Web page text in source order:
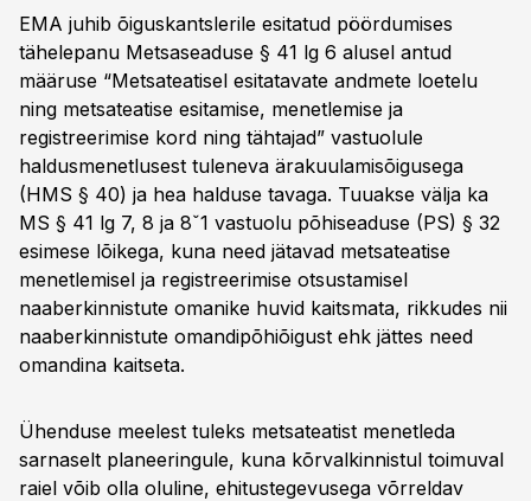
EMA juhib õiguskantslerile esitatud pöördumises
tähelepanu Metsaseaduse § 41 lg 6 alusel antud
määruse “Metsateatisel esitatavate andmete loetelu
ning metsateatise esitamise, menetlemise ja
registreerimise kord ning tähtajad” vastuolule
haldusmenetlusest tuleneva ärakuulamisõigusega
(HMS § 40) ja hea halduse tavaga. Tuuakse välja ka
MS § 41 lg 7, 8 ja 8ˇ1 vastuolu põhiseaduse (PS) § 32
esimese lõikega, kuna need jätavad metsateatise
menetlemisel ja registreerimise otsustamisel
naaberkinnistute omanike huvid kaitsmata, rikkudes nii
naaberkinnistute omandipõhiõigust ehk jättes need
omandina kaitseta.
Ühenduse meelest tuleks metsateatist menetleda
sarnaselt planeeringule, kuna kõrvalkinnistul toimuval
raiel võib olla oluline, ehitustegevusega võrreldav